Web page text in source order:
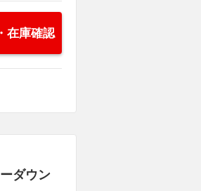
在庫確認
ダウン